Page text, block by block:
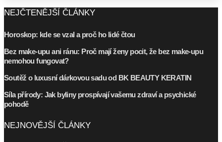
NEJČTENĚJŠÍ ČLÁNKY
Horoskop: kde se vzal a proč ho lidé čtou
Bez make-upu ani ránu: Proč mají ženy pocit, že bez make-upu
nemohou fungovat?
Soutěž o luxusní dárkovou sadu od BK BEAUTY KERATIN
Síla přírody: Jak byliny prospívají vašemu zdraví a psychické
pohodě
NEJNOVĚJŠÍ ČLÁNKY